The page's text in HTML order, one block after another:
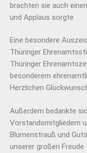
brachten sie auch
und Applaus sorgte.
Eine besondere
Thüringer
Thüringer
besonderem
Herzlichen
Außerdem bedankte
Vorstandsmitgliedern
Blumenstrauß und
unserer großen